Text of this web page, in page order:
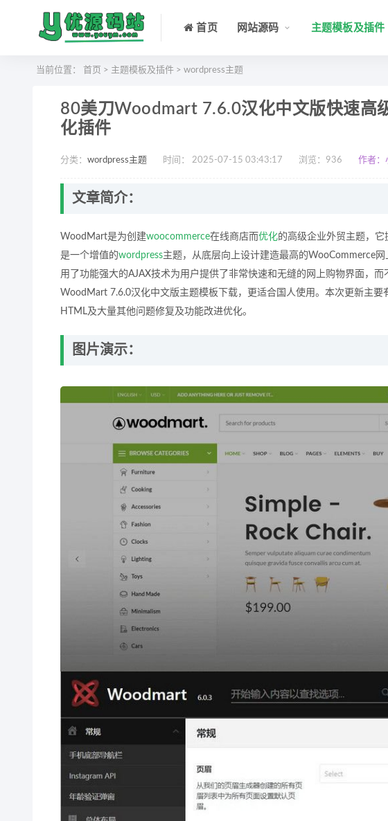
首页 网站源码 主题模板及插件
当前位置： 首页 > 主题模板及插件 > wordpress主题
80美刀Woodmart 7.6.0汉化中文版快速高
化插件
分类： wordpress主题 时间： 2025-07-15 03:43:17 浏览： 936 作者：
文章简介：
WoodMart是为创建woocommerce在线商店而优化的高级企业外贸主题，
是一个增值的wordpress主题，从底层向上设计建造最高的WooCommerce
用了功能强大的AJAX技术为用户提供了非常快速和无缝的网上购物界面，
WoodMart 7.6.0汉化中文版主题模板下载，更适合国人使用。本次更新主要
HTML及大量其他问题修复及功能改进优化。
图片演示：